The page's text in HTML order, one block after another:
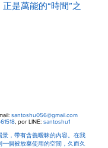
正是萬能的“時間”之
santoshu056@gmail.com
, por LINE: santoshu1
景，帶有含義曖昧的內容。在我
個被放棄使用的空間，久而久